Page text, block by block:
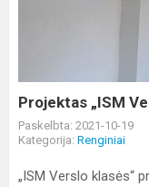
Projektas „ISM
Paskelbta: 2021-10-19
Kategorija: Renginiai
„ISM Verslo klasės“